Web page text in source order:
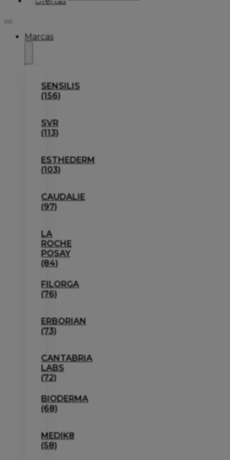
Marcas
SENSILIS
(156)
SVR
(113)
ESTHEDERM
(103)
CAUDALIE
(97)
LA
ROCHE
POSAY
(84)
FILORGA
(76)
ERBORIAN
(73)
CANTABRIA
LABS
(72)
BIODERMA
(68)
MEDIK8
(58)